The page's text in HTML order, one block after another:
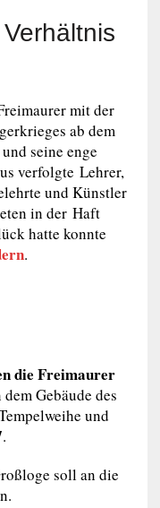
mit der
ab dem
und seine enge
verfolgte Lehrer,
und Künstler
in der Haft
hatte konnte
.
die Freimaurer
Gebäude des
und
.
soll an die